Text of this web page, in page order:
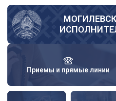
Перейти
основному
содержанию
Приемы и прямые линии